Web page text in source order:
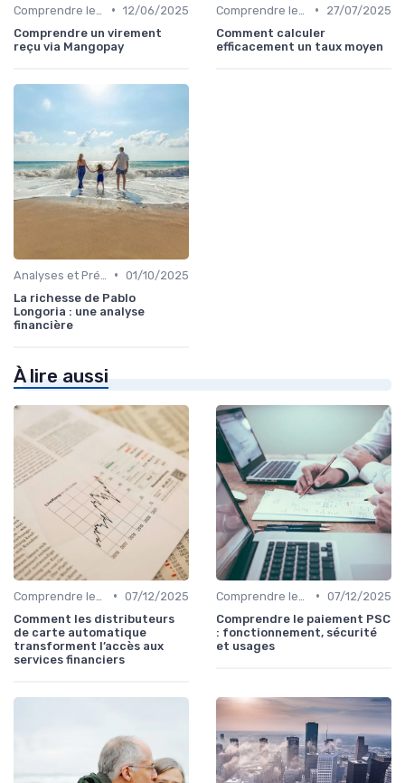
• 12/06/2025
Comprendre un virement
reçu via Mangopay
•
27/07/2025
Comment calculer
efficacement un taux moyen
• 01/10/2025
La richesse de Pablo
Longoria : une analyse
financière
À lire aussi
• 07/12/2025
Comment les distributeurs
de carte automatique
transforment l’accès aux
services financiers
• 07/12/2025
Comprendre le paiement PSC
: fonctionnement, sécurité
et usages